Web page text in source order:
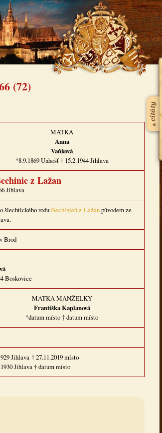
(72)
MATKA
Anna
Vaňková
*8.9.1869 Unhošť † 15.2.1944 Jihlava
z Lažan
Jihlava
šlechtického roduBechinieů z Lažanpůvodem ze
Brod
Boskovice
MATKA MANŽELKY
Františka Kaplanová
*datum místo † datum místo
Jihlava † 27.11.2019 místo
Jihlava † datum místo